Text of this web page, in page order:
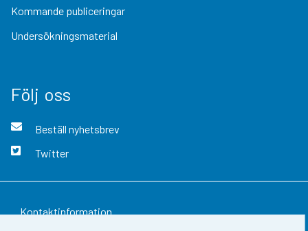
Kommande publiceringar
Undersökningsmaterial
Följ oss
Beställ nyhetsbrev
Twitter
Kontaktinformation